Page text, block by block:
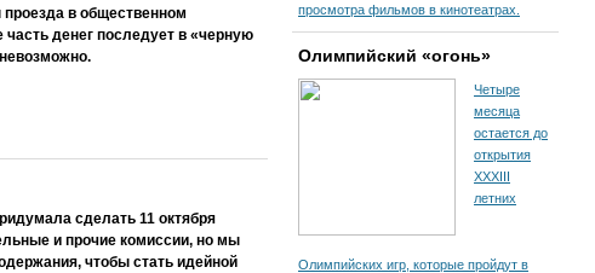
в общественном
денег последует в «черную
сделать 11 октября
и прочие комиссии, но мы
чтобы стать идейной
просмотра фильмов в кинотеатрах.
Олимпийский «огонь»
Четыре
месяца
остается до
открытия
XXXIII
летних
Олимпийских игр, которые пройдут в